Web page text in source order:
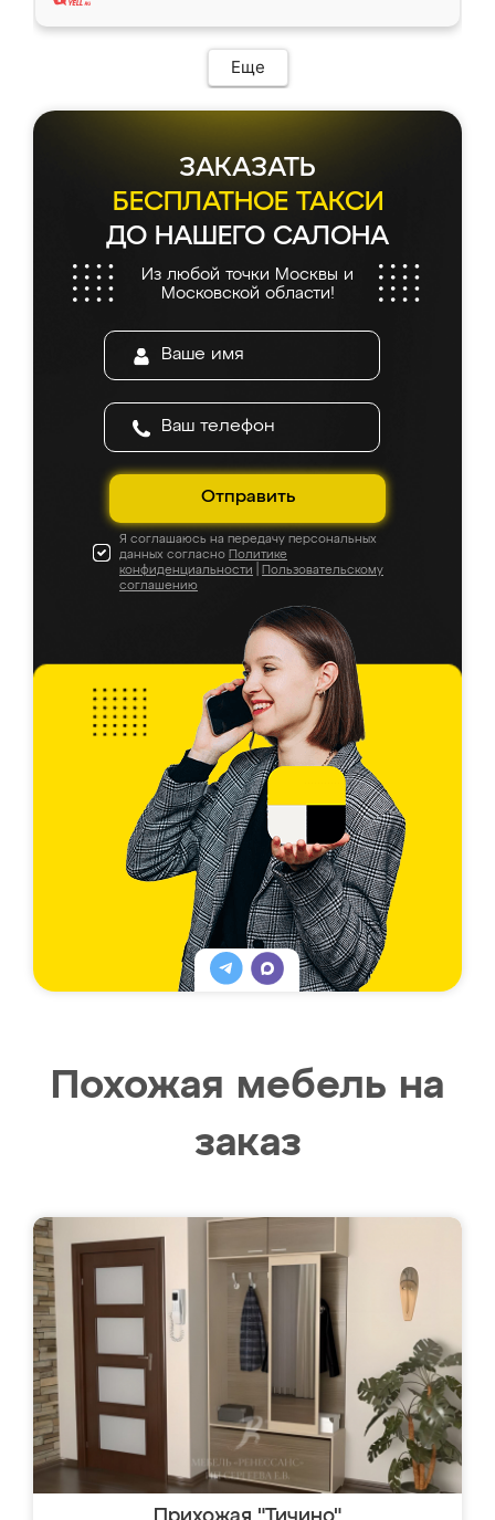
Еще
ЗАКАЗАТЬ
БЕСПЛАТНОЕ ТАКСИ
ДО НАШЕГО САЛОНА
Из любой точки Москвы и
Московской области!
Отправить
Я соглашаюсь на передачу персональных
данных согласно Политике
конфиденциальности
Пользовательскому
соглашению
Похожая мебель на
заказ